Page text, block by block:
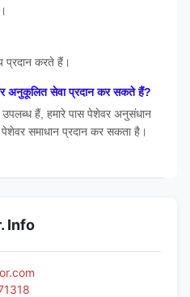
प्रदान करते हैं।
अनुकूलित सेवा प्रदान कर सकते हैं?
हैं, हमारे पास पेशेवर अनुसंधान
समाधान प्रदान कर सकता है।
Info